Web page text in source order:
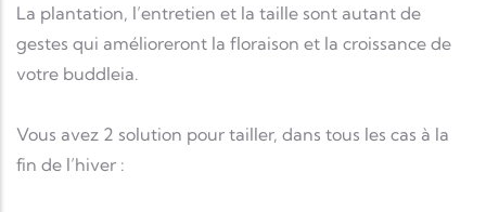
La plantation, l’entretien et la taille sont autant de
gestes qui amélioreront la floraison et la croissance de
votre buddleia.
Vous avez 2 solution pour tailler, dans tous les cas à la
fin de l’hiver :